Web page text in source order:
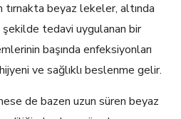
tırnakta beyaz lekeler, altında
tedavi uygulanan bir
başında enfeksiyonları
ve sağlıklı beslenme gelir.
de bazen uzun süren beyaz